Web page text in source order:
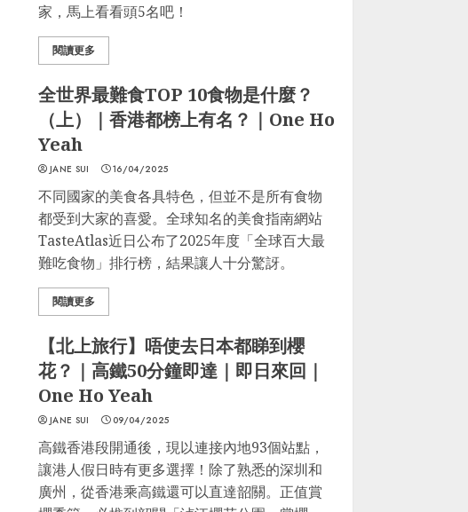
家，馬上看看頭5名吧！
閱讀更多
全世界最難食TOP 10食物是什麼？
（上）｜香港都榜上有名？｜One Ho
Yeah
JANE SUI 16/04/2025
不同國家的美食各具特色，但並不是所有食物
都受到大家的喜愛。全球知名的美食指南網站
TasteAtlas近日公布了2025年度「全球百大最
難吃食物」排行榜，結果讓人十分驚訝。
閱讀更多
【北上旅行】唔使去日本都睇到櫻
花？｜高鐵50分鐘即達｜即日來回｜
One Ho Yeah
JANE SUI 09/04/2025
高鐵香港段開通後，現以連接內地93個站點，
讓港人假日時有更多選擇！除了熟悉的深圳和
廣州，從香港乘高鐵還可以直達韶關。正值賞